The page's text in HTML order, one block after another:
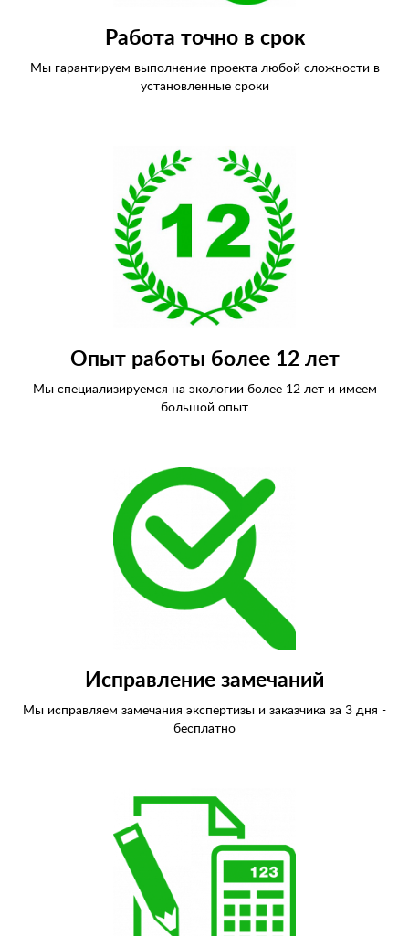
Работа точно в срок
Мы гарантируем выполнение проекта любой сложности в
установленные сроки
Опыт работы более 12 лет
Мы специализируемся на экологии более 12 лет и имеем
большой опыт
Исправление замечаний
Мы исправляем замечания экспертизы и заказчика за 3 дня -
бесплатно